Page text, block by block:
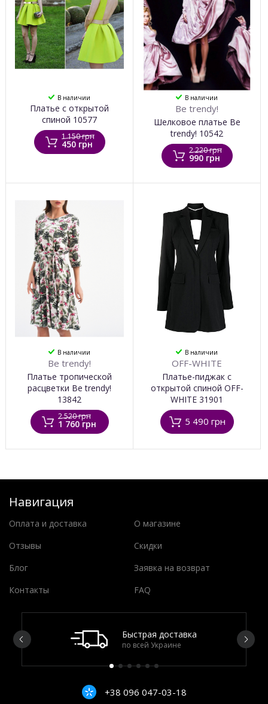
В наличии
Платье с открытой
спиной 10577
1 150 грн
450 грн
В наличии
Be trendy!
Шелковое платье Be
trendy! 10542
2 220 грн
990 грн
В наличии
Be trendy!
Платье тропической
расцветки Be trendy!
13842
2 520 грн
1 760 грн
В наличии
OFF-WHITE
Платье-пиджак с
открытой спиной OFF-
WHITE 31901
5 490 грн
Навигация
Оплата и доставка
О магазине
Отзывы
Скидки
Блог
Заявка на возврат
Контакты
FAQ
Быстрая доставка
по всей Украине
+38 096 047-03-18